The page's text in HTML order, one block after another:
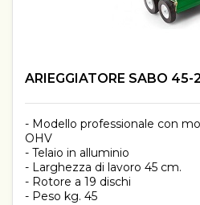
ARIEGGIATORE SABO 45-
- Modello professionale con
OHV
- Telaio in alluminio
- Larghezza di lavoro 45 cm.
- Rotore a 19 dischi
- Peso kg. 45